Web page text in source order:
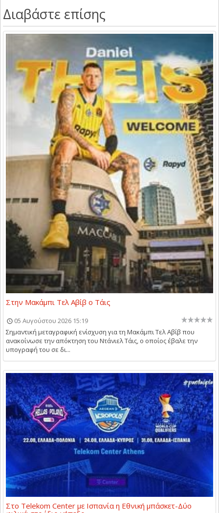
Διαβάστε επίσης
Στην Μακάμπι Τελ Αβίβ ο Τάις
05 Αυγούστου 2026 15:19
Σημαντική μεταγραφική ενίσχυση για τη Μακάμπι Τελ Αβίβ που
ανακοίνωσε την απόκτηση του Ντάνιελ Τάις, ο οποίος έβαλε την
υπογραφή του σε δι...
Στο Telekom Center με Ισπανία η Εθνική μπάσκετ-Δύο